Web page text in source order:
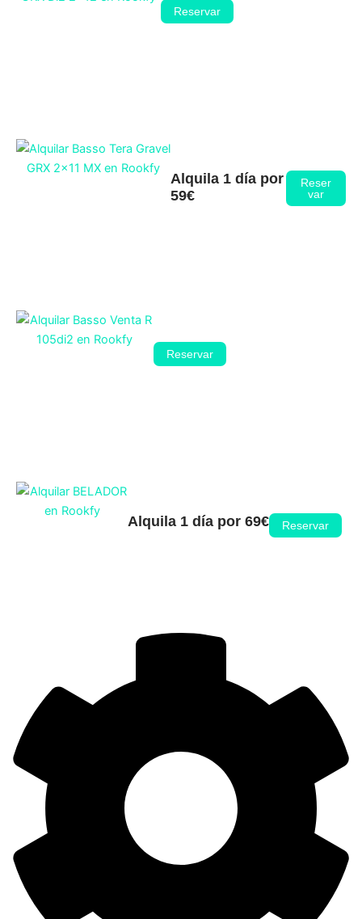
Reservar
Alquila 1 día por
59€
Reser
var
Reservar
Alquila 1 día por 69€ Reservar